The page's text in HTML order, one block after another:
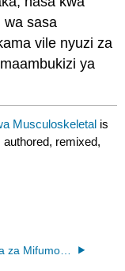
wa sasa
vile nyuzi za
ya
Musculoskeletal is
authored, remixed,
38.1: Aina za Mifumo ya Skeletal